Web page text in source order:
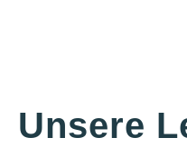
Unsere